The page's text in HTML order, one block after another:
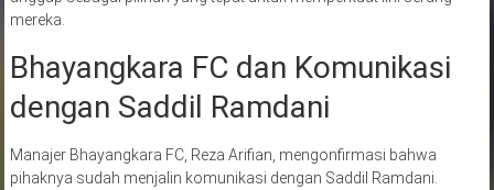
mereka.
Bhayangkara FC dan Komunikasi
dengan Saddil Ramdani
Manajer Bhayangkara FC, Reza Arifian, mengonfirmasi bahwa
pihaknya sudah menjalin komunikasi dengan Saddil Ramdani.